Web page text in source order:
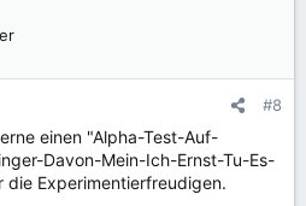
#8
einen "Alpha-Test-Auf-
Davon-Mein-Ich-Ernst-Tu-Es-
Experimentierfreudigen.